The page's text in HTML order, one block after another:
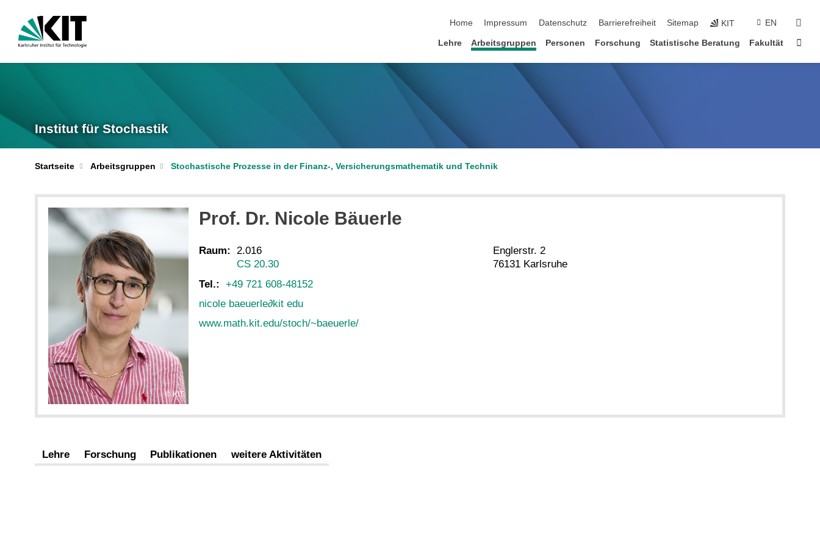
Home
Impressum Datenschutz Barrierefreiheit Sitemap KIT EN
Lehre Arbeitsgruppen Personen Forschung Statistische Beratung Fakultät
Institut für Stochastik
Startseite Arbeitsgruppen Stochastische Prozesse in der Finanz-, Versicherungsmathematik und Technik
KIT
Prof. Dr. Nicole Bäuerle
Raum:
2.016
CS 20.30
Tel.:
+49 721 608-48152
nicole baeuerle∂kit edu
www.math.kit.edu/stoch/~baeuerle/
Englerstr. 2
76131 Karlsruhe
Lehre Forschung Publikationen weitere Aktivitäten